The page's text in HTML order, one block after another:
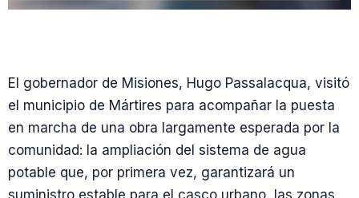
El gobernador de Misiones, Hugo Passalacqua, visitó
el municipio de Mártires para acompañar la puesta
en marcha de una obra largamente esperada por la
comunidad: la ampliación del sistema de agua
potable que, por primera vez, garantizará un